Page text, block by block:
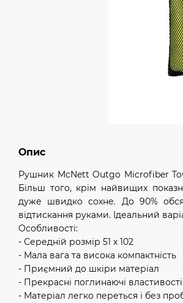
Опис
Рушник McNett Outgo Microfiber
Більш того, крім найвищих
дуже швидко сохне. До 90%
відтискання руками. Ідеальний
Особливості:
- Середній розмір 51 x 102
- Мала вага та висока компактність
- Приємний до шкіри матеріал
- Прекрасні поглинаючі властивості
- Матеріал легко переться і без